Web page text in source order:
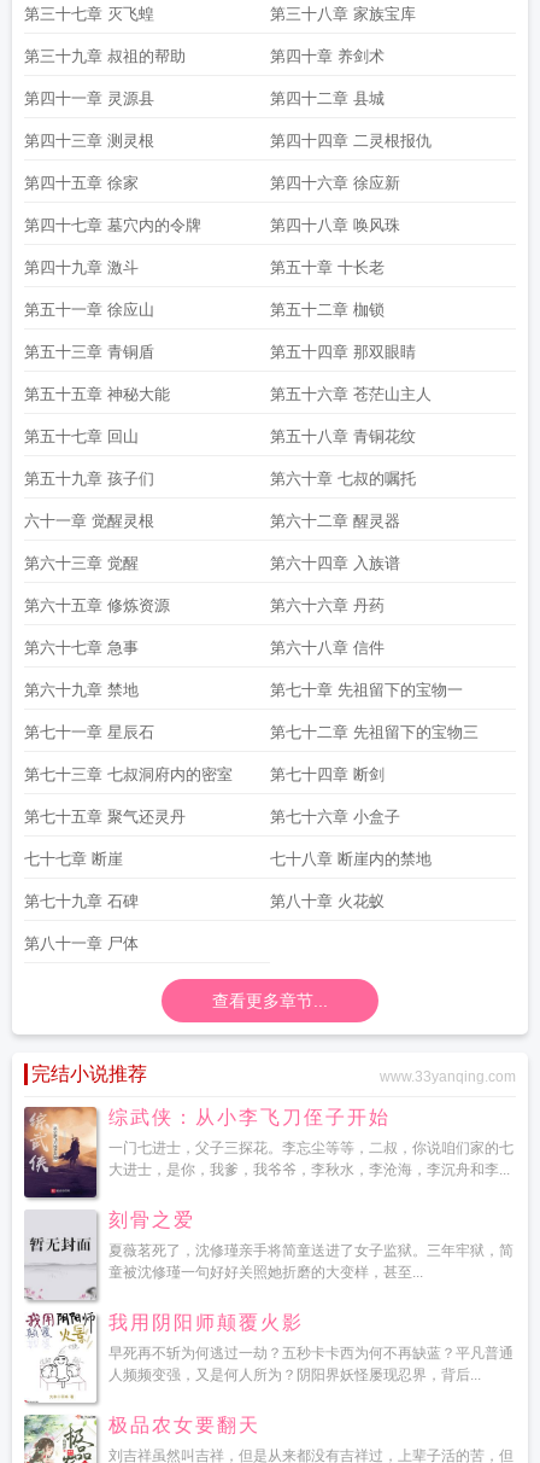
第三十七章 灭飞蝗 第三十八章 家族宝库
第三十九章 叔祖的帮助 第四十章 养剑术
第四十一章 灵源县 第四十二章 县城
第四十三章 测灵根 第四十四章 二灵根报仇
第四十五章 徐家 第四十六章 徐应新
第四十七章 墓穴内的令牌 第四十八章 唤风珠
第四十九章 激斗 第五十章 十长老
第五十一章 徐应山 第五十二章 枷锁
第五十三章 青铜盾 第五十四章 那双眼睛
第五十五章 神秘大能 第五十六章 苍茫山主人
第五十七章 回山 第五十八章 青铜花纹
第五十九章 孩子们 第六十章 七叔的嘱托
六十一章 觉醒灵根 第六十二章 醒灵器
第六十三章 觉醒 第六十四章 入族谱
第六十五章 修炼资源 第六十六章 丹药
第六十七章 急事 第六十八章 信件
第六十九章 禁地 第七十章 先祖留下的宝物一
第七十一章 星辰石 第七十二章 先祖留下的宝物三
第七十三章 七叔洞府内的密室 第七十四章 断剑
第七十五章 聚气还灵丹 第七十六章 小盒子
七十七章 断崖 七十八章 断崖内的禁地
第七十九章 石碑 第八十章 火花蚁
第八十一章 尸体
查看更多章节...
完结小说推荐 www.33yanqing.com
综武侠：从小李飞刀侄子开始
一门七进士，父子三探花。李忘尘等等，二叔，你说咱们家的七
大进士，是你，我爹，我爷爷，李秋水，李沧海，李沉舟和李...
刻骨之爱
夏薇茗死了，沈修瑾亲手将简童送进了女子监狱。三年牢狱，简
童被沈修瑾一句好好关照她折磨的大变样，甚至...
我用阴阳师颠覆火影
早死再不斩为何逃过一劫？五秒卡卡西为何不再缺蓝？平凡普通
人频频变强，又是何人所为？阴阳界妖怪屡现忍界，背后...
极品农女要翻天
刘吉祥虽然叫吉祥，但是从来都没有吉祥过，上辈子活的苦，但